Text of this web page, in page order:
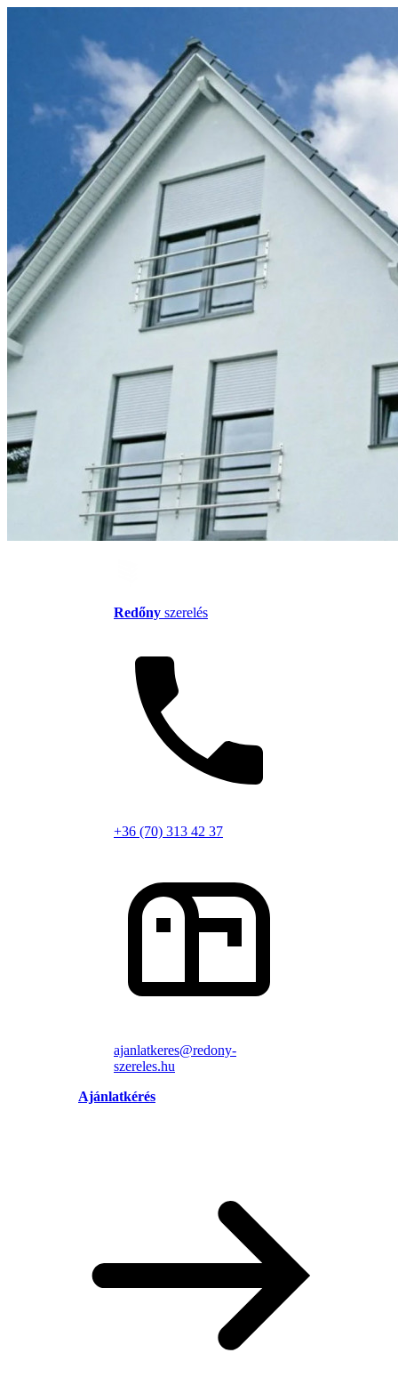
Redőny szerelés
+36 (70) 313 42 37
ajanlatkeres@redony-
szereles.hu
Ajánlatkérés